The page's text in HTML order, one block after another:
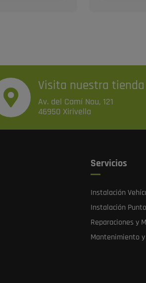
Visita nuestra tienda
Av. del Camí Nou, 121
46950 Xirivella
Servicios
Instalación
Instalación
Reparaciones y
Mantenimiento